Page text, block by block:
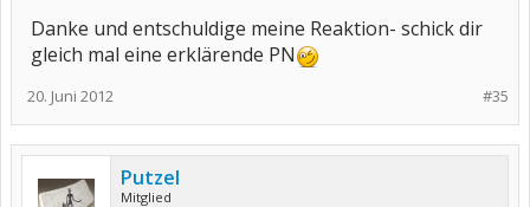
gewisse Zweifel an deiner Erkrankung ausdrückt. Das finde ich
nicht okay und habe es deshalb ironisierend aufgegriffen. Es ist
also keineswegs gegen dich gerichtet zu verstehen
Alles klar?
Grüße, Frau Meier
Danke und entschuldige meine Reaktion- schick dir
gleich mal eine erklärende PN
#35
20. Juni 2012
Putzel
Mitglied